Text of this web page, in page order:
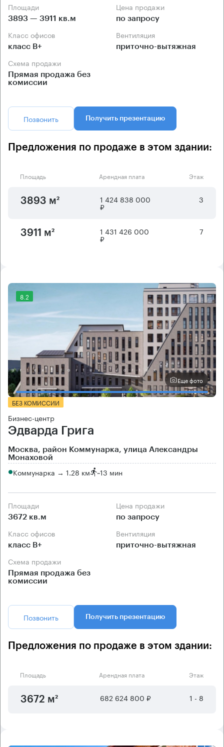
Площади
3893 — 3911 кв.м
Цена продажи
по запросу
Класс офисов
класс B+
Вентиляция
приточно-вытяжная
Схема продажи
Прямая продажа без
комиссии
Позвонить Получить презентацию
Предложения по продаже в этом здании:
Площадь Арендная плата Этаж
3893 м² 1 424 838 000
₽
3
3911 м² 1 431 426 000
₽
7
8.2
Еще фото
БЕЗ КОМИССИИ
Бизнес-центр
Эдварда Грига
Москва, район Коммунарка, улица Александры
Монаховой
Коммунарка → 1.28 км ~13 мин
Площади
3672 кв.м
Цена продажи
по запросу
Класс офисов
класс B+
Вентиляция
приточно-вытяжная
Схема продажи
Прямая продажа без
комиссии
Позвонить Получить презентацию
Предложения по продаже в этом здании:
Площадь Арендная плата Этаж
3672 м² 682 624 800 ₽ 1 - 8